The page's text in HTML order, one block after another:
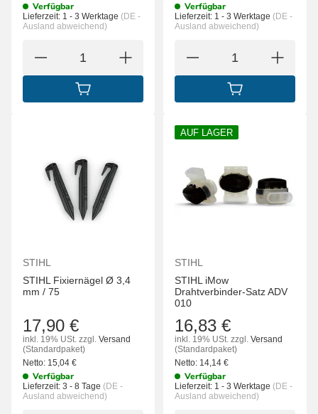
Verfügbar
Lieferzeit: 1 - 3 Werktage (DE -
Ausland abweichend)
IN DEN WARENKORB
Verfügbar
Lieferzeit: 1 - 3 Werktage (DE -
Ausland abweichend)
IN DEN
STIHL
STIHL Fixiernägel Ø 3,4
mm / 75
17,90 €
inkl. 19% USt. zzgl. Versand
(Standardpaket)
Netto: 15,04 €
Verfügbar
Lieferzeit: 3 - 8 Tage (DE -
Ausland abweichend)
AUF LAGER
STIHL
STIHL iMow
Drahtverbinder-Satz ADV
010
16,83 €
inkl. 19% USt. zzgl. Versand
(Standardpaket)
Netto: 14,14 €
Verfügbar
Lieferzeit: 1 - 3 Werktage (DE -
Ausland abweichend)